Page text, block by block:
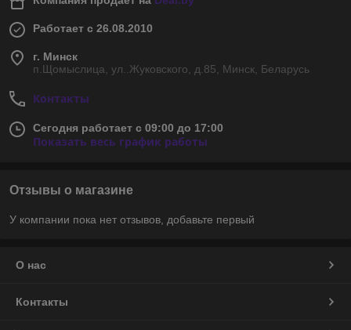
Работает с 26.08.2010
г. Минск
п.Щомыслица, ул..Жуковского, д.85, Минск, Беларусь
Контакты
Сегодня работает с 09:00 до 17:00
Показать весь график работы
Отзывы о магазине
У компании пока нет отзывов, добавьте первый
О нас
Контакты